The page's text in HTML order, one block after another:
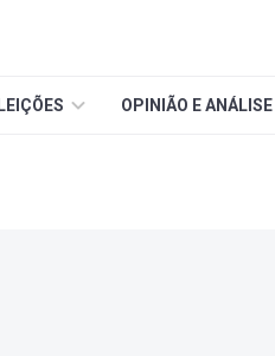
OPINIÃO E ANÁLISE